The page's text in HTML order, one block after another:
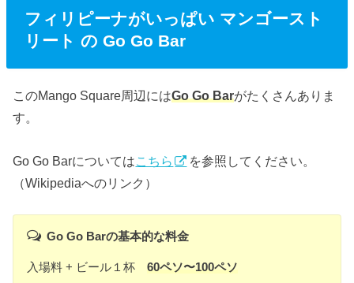
フィリピーナがいっぱい マンゴースト
リート の Go Go Bar
このMango Square周辺にはGo Go Barがたくさんありま
す。
Go Go Barについては こちら
を参照してください。
（Wikipediaへのリンク）
Go Go Barの基本的な料金
入場料 + ビール１杯60ペソ〜100ペソ